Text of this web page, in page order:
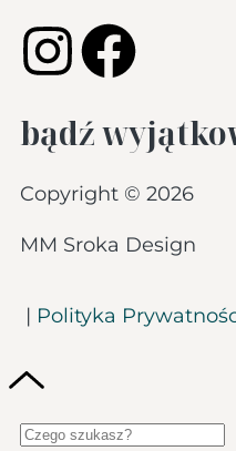
bądź
Copyright © 2026
MM Sroka Design
| Polityka